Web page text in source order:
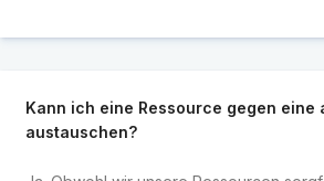
Kann ich eine Ressource gegen eine
austauschen?